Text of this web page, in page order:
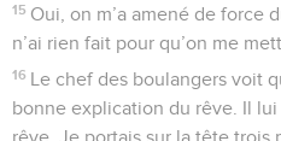
15 Oui, on m’a amené de force
n’ai rien fait pour qu’on me
16 Le chef des boulangers voit
bonne explication du rêve. Il lui
rêve. Je portais sur la tête trois